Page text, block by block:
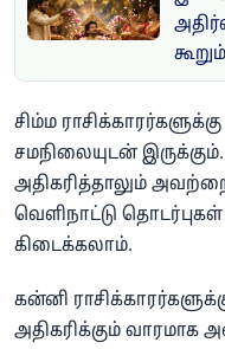
சிம்ம
சமநிலையுடன்
அதிகரித்தாலும்
வெளிநாட்டு
கிடைக்கலாம்.
கன்னி
அதிகரிக்கும் வாரமாக